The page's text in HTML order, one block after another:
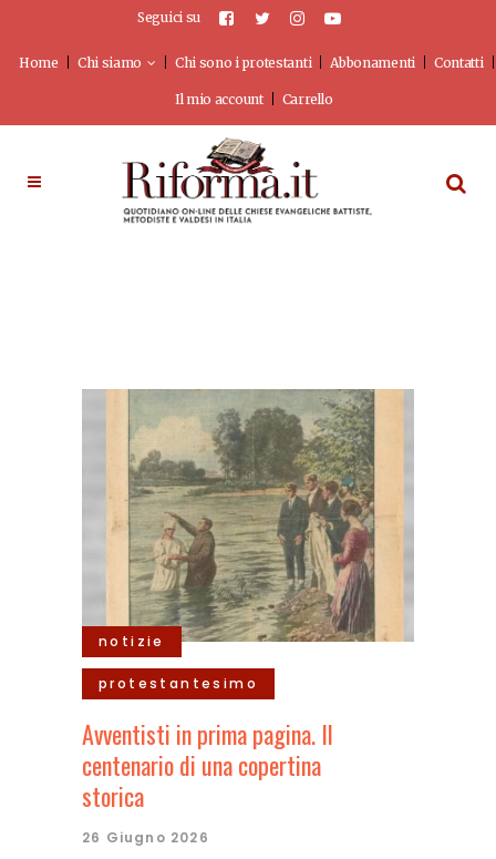
Seguici su
Home Chi siamo Chi sono i protestanti Abbonamenti Contatti
Il mio account Carrello
notizie
protestantesimo
Avventisti in prima pagina. Il
centenario di una copertina
storica
26 Giugno 2026